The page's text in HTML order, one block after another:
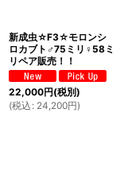
新成虫☆F3☆モロンシ
ロカブト♂75ミリ♀58ミ
リペア販売！！
22,000円(税別)
(税込 : 24,200円)